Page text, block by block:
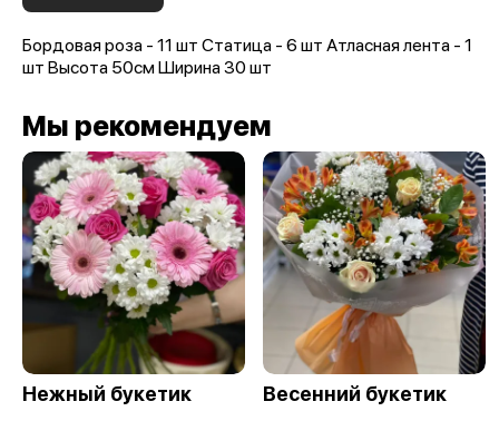
Бордовая роза - 11 шт Статица - 6 шт Атласная лента - 1
шт Высота 50см Ширина 30 шт
Мы рекомендуем
Нежный букетик Весенний букетик